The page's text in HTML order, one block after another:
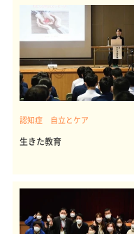
認知症 自立とケア
生きた教育